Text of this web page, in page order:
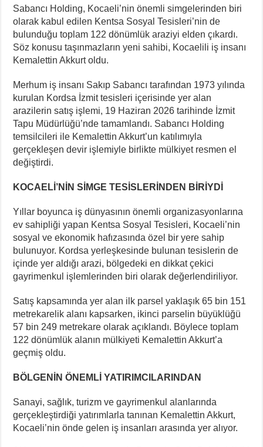
Sabancı Holding, Kocaeli’nin önemli simgelerinden biri
olarak kabul edilen Kentsa Sosyal Tesisleri’nin de
bulunduğu toplam 122 dönümlük araziyi elden çıkardı.
Söz konusu taşınmazların yeni sahibi, Kocaelili iş insanı
Kemalettin Akkurt oldu.
Merhum iş insanı Sakıp Sabancı tarafından 1973 yılında
kurulan Kordsa İzmit tesisleri içerisinde yer alan
arazilerin satış işlemi, 19 Haziran 2026 tarihinde İzmit
Tapu Müdürlüğü’nde tamamlandı. Sabancı Holding
temsilcileri ile Kemalettin Akkurt’un katılımıyla
gerçekleşen devir işlemiyle birlikte mülkiyet resmen el
değiştirdi.
KOCAELİ’NİN SİMGE TESİSLERİNDEN BİRİYDİ
Yıllar boyunca iş dünyasının önemli organizasyonlarına
ev sahipliği yapan Kentsa Sosyal Tesisleri, Kocaeli’nin
sosyal ve ekonomik hafızasında özel bir yere sahip
bulunuyor. Kordsa yerleşkesinde bulunan tesislerin de
içinde yer aldığı arazi, bölgedeki en dikkat çekici
gayrimenkul işlemlerinden biri olarak değerlendiriliyor.
Satış kapsamında yer alan ilk parsel yaklaşık 65 bin 151
metrekarelik alanı kapsarken, ikinci parselin büyüklüğü
57 bin 249 metrekare olarak açıklandı. Böylece toplam
122 dönümlük alanın mülkiyeti Kemalettin Akkurt’a
geçmiş oldu.
BÖLGENİN ÖNEMLİ YATIRIMCILARINDAN
Sanayi, sağlık, turizm ve gayrimenkul alanlarında
gerçekleştirdiği yatırımlarla tanınan Kemalettin Akkurt,
Kocaeli’nin önde gelen iş insanları arasında yer alıyor.